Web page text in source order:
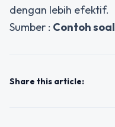
dengan lebih efektif.
Sumber : Contoh soal
Share this article: